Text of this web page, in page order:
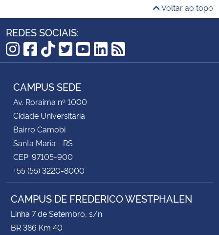
Voltar ao topo
REDES SOCIAIS:
Instagram
Facebook
TikTok
Twitter
YouTube
LinkedIn
RSS
CAMPUS SEDE
Av. Roraima nº 1000
Cidade Universitária
Bairro Camobi
Santa Maria - RS
CEP: 97105-900
+55 (55) 3220-8000
CAMPUS DE FREDERICO WESTPHALEN
Linha 7 de Setembro, s/n
BR 386 Km 40